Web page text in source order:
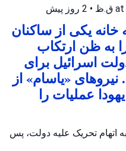
• 2 روز پیش
خانه یکی از ساکنان
به ظن ارتکاب
اسرائیل برای
«یاسام» از
عملیات را
اتهام تحریک علیه دولت، پس